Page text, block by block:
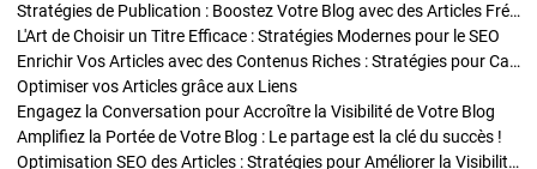
Stratégies de Publication : Boostez Votre Blog avec des Articles Fréquents et Exclusifs
L'Art de Choisir un Titre Efficace : Stratégies Modernes pour le SEO
Enrichir Vos Articles avec des Contenus Riches : Stratégies pour Captiver et Optimiser
Optimiser vos Articles grâce aux Liens
Engagez la Conversation pour Accroître la Visibilité de Votre Blog
Amplifiez la Portée de Votre Blog : Le partage est la clé du succès !
Optimisation SEO des Articles : Stratégies pour Améliorer la Visibilité de Votre Blog